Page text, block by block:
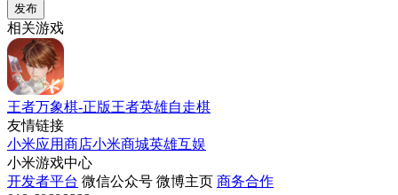
发布
相关游戏
王者万象棋-正版王者英雄自走棋
友情链接
小米应用商店小米商城英雄互娱
小米游戏中心
开发者平台 微信公众号 微博主页 商务合作